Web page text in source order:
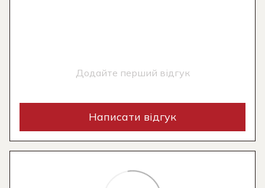
Додайте перший відгук
Написати відгук